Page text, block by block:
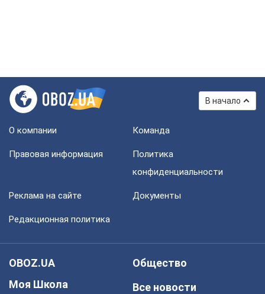
В начало
О компании Команда
Правовая информация
Политика
конфиденциальности
Реклама на сайте Документы
Редакционная политика
OBOZ.UA
Моя Школа
Общество
Все новости